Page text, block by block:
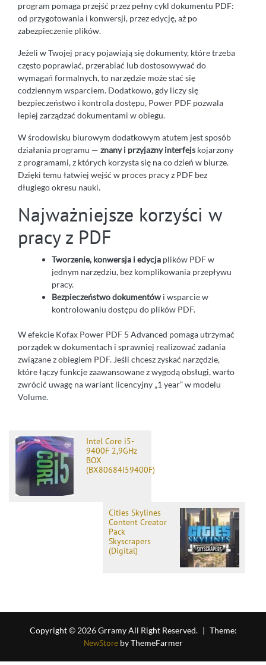
program pomaga przejść przez pełny cykl dokumentu PDF:
od przygotowania i konwersji, przez edycję, aż po
zabezpieczenie plików.
Jeżeli w Twojej pracy pojawiają się dokumenty, które trzeba
często poprawiać, przerabiać lub dostosowywać do
wymagań formalnych, to narzędzie może stać się
codziennym wsparciem. Dodatkowo, gdy liczy się
bezpieczeństwo i kontrola dostępu, Power PDF pozwala
lepiej zarządzać dokumentami w obiegu.
W środowisku biurowym dodatkowym atutem jest sposób
działania programu — znany i przyjazny interfejs kojarzony
z programami, z których korzysta się na co dzień w biurze.
Dzięki temu łatwiej wejść w proces pracy z PDF bez
długiego okresu nauki.
Najważniejsze korzyści w
pracy z PDF
Tworzenie, konwersja i edycja plików PDF w
jednym narzędziu, bez komplikowania przepływu
pracy.
Bezpieczeństwo dokumentówi wsparcie w
kontrolowaniu dostępu do plików PDF.
W efekcie Kofax Power PDF 5 Advanced pomaga utrzymać
porządek w dokumentach i sprawniej realizować zadania
związane z obiegiem PDF. Jeśli chcesz zyskać narzędzie,
które łączy funkcje zaawansowane z wygodą obsługi, warto
zwrócić uwagę na wariant licencyjny „1 year” w modelu
Volume.
Intel Core i5-
9400F 2,9GHz
BOX
(BX80684I59400F)
Cities Skylines
Content Creator
Pack
Skyscrapers
(Digital)
Copyright © 2026 Grramy All Right Reserved. | Theme:
NewStoreby ThemeFarmer